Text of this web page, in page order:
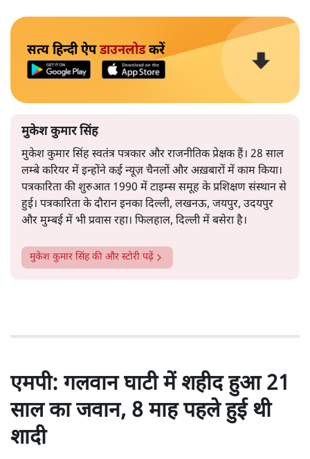
सत्य हिन्दी ऐपडाउनलोडकरें
मुकेश कुमार सिंह
मुकेश कुमार सिंह स्वतंत्र पत्रकार और राजनीतिक प्रेक्षक हैं। 28 साल
लम्बे करियर में इन्होंने कई न्यूज़ चैनलों और अख़बारों में काम किया।
पत्रकारिता की शुरुआत 1990 में टाइम्स समूह के प्रशिक्षण संस्थान से
हुई। पत्रकारिता के दौरान इनका दिल्ली, लखनऊ, जयपुर, उदयपुर
और मुम्बई में भी प्रवास रहा। फिलहाल, दिल्ली में बसेरा है।
मुकेश कुमार सिंहकी और स्टोरी पढ़ें
एमपी: गलवान घाटी में शहीद हुआ 21
साल का जवान, 8 माह पहले हुई थी
शादी